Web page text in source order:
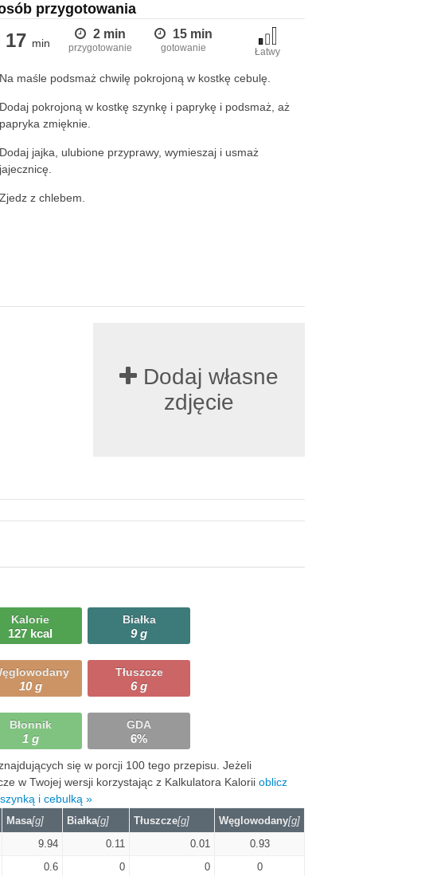
przygotowania
17 min
2 min
przygotowanie
15 min
gotowanie Łatwy
Na maśle podsmaż chwilę pokrojoną w kostkę cebulę.
Dodaj pokrojoną w kostkę szynkę i paprykę i podsmaż, aż
papryka zmięknie.
Dodaj jajka, ulubione przyprawy, wymieszaj i usmaż
jajecznicę.
Zjedz z chlebem.
Dodaj własne
zdjęcie
Kalorie
127 kcal
Białka
9 g
10 g
Tłuszcze
6 g
Błonnik
1 g
GDA
6%
się w porcji 100 tego przepisu. Jeżeli
w Twojej wersji korzystając z Kalkulatora Kalorii oblicz
i cebulką »
Masa[g] Białka[g] Tłuszcze[g] Węglowodany[g]
9.94 0.11 0.01
0.93
0.6 0 0
0